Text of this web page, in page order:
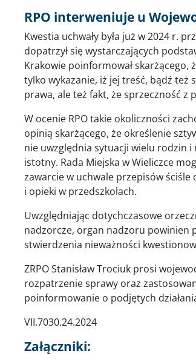
RPO interweniuje u
Kwestia uchwały była już w 2024 r.
dopatrzył się wystarczających
Krakowie poinformował skarżącego,
tylko wykazanie, iż jej treść, bądź
prawa, ale też fakt, że sprzeczność
W ocenie RPO takie okoliczności
opinią skarżącego, że określenie
nie uwzględnia sytuacji wielu rodzin
istotny. Rada Miejska w Wieliczce
zawarcie w uchwale przepisów ściśle
i opieki w przedszkolach.
Uwzględniając dotychczasowe
nadzorcze, organ nadzoru powinien
stwierdzenia nieważności
ZRPO Stanisław Trociuk prosi
rozpatrzenie sprawy oraz
poinformowanie o podjętych
VII.7030.24.2024
Załączniki: